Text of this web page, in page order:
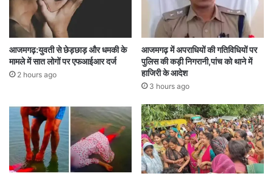
आजमगढ़:युवती से छेड़छाड़ और धमकी के
मामले में सात लोगों पर एफआईआर दर्ज
2 hours ago
आजमगढ़ में अपराधियों की गतिविधियों पर
पुलिस की कड़ी निगरानी,पांच को थाने में
हाजिरी के आदेश
3 hours ago